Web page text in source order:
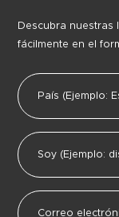
Descubra nuestras
fácilmente en el